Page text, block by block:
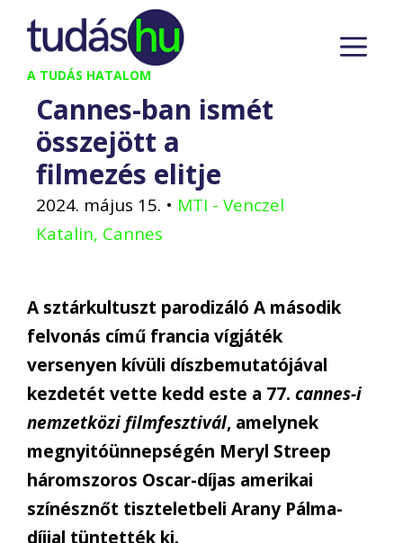
Kilépés
tartalomba
A TUDÁS HATALOM
Cannes-ban ismét
összejött a
filmezés elitje
2024. május 15. • MTI - Venczel
Katalin, Cannes
A sztárkultuszt parodizáló A második
felvonás című francia vígjáték
versenyen kívüli díszbemutatójával
kezdetét vette kedd este a 77. cannes-i
nemzetközi filmfesztivál, amelynek
megnyitóünnepségén Meryl Streep
háromszoros Oscar-díjas amerikai
színésznőt tiszteletbeli Arany Pálma-
díjjal tüntették ki.